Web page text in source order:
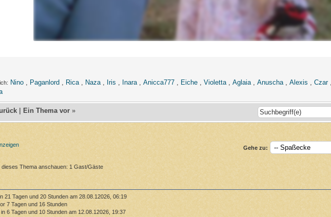
Nino Paganlord Rica Naza Iris Inara Anicca777 Eiche Violetta Aglaia Anuscha Alexis Czar,
Ein Thema vor »
Gehe zu:
dieses Thema anschauen: 1 Gast/Gäste
21 Tagen und 20 Stunden am 28.08.12026, 06:19
7 Tagen und 16 Stunden
6 Tagen und 10 Stunden am 12.08.12026, 19:37